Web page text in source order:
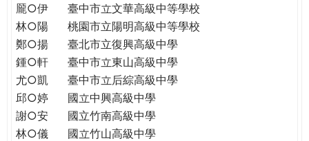
龎○伊
臺中市立文華高級中等學校
林○陽
桃園市立陽明高級中等學校
鄭○揚
臺北市立復興高級中學
鍾○軒
臺中市立東山高級中學
尤○凱
臺中市立后綜高級中學
邱○婷
國立中興高級中學
謝○安
國立竹南高級中學
林○儀
國立竹山高級中學